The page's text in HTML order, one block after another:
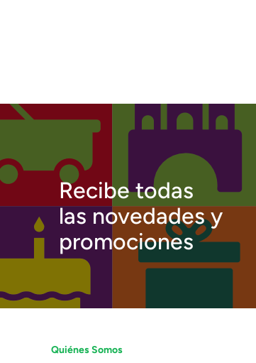
Recibe todas
las novedades y
promociones
Quiénes Somos